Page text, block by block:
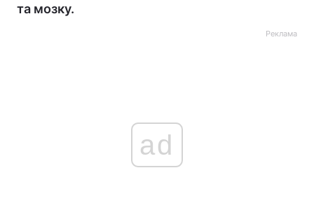
та мозку.
Реклама
ad